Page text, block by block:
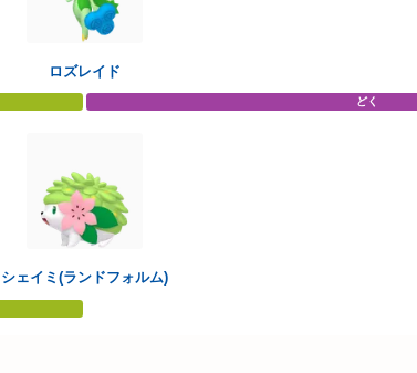
ロズレイド
どく
シェイミ(ランドフォルム)